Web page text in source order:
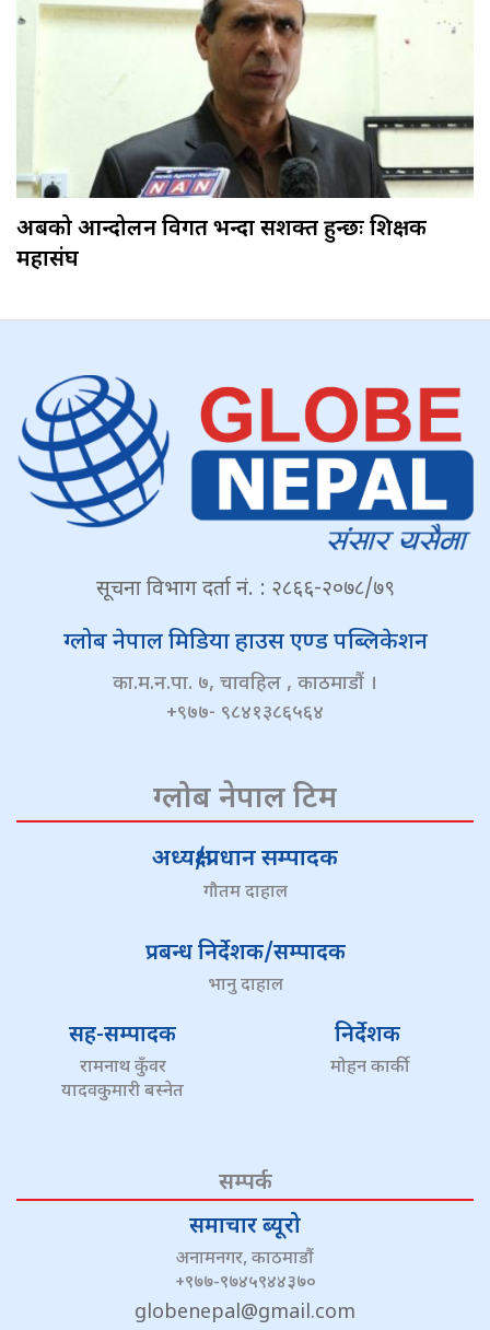
अबको आन्दोलन विगत भन्दा सशक्त हुन्छः शिक्षक
महासंघ
सूचना विभाग दर्ता नं. : २८६६-२०७८/७९
ग्लोब नेपाल मिडिया हाउस एण्ड पब्लिकेशन
का.म.न.पा. ७, चावहिल , काठमाडौं ।
+९७७- ९८४१३८६५६४
ग्लोब नेपाल टिम
अध्यक्ष/प्रधान सम्पादक
गौतम दाहाल
प्रबन्ध निर्देशक/सम्पादक
भानु दाहाल
सह-सम्पादक
रामनाथ कुँवर
यादवकुमारी बस्नेत
निर्देशक
मोहन कार्की
सम्पर्क
समाचार ब्यूरो
अनामनगर, काठमाडौं
+९७७-९७४५९४४३७०
globenepal@gmail.com